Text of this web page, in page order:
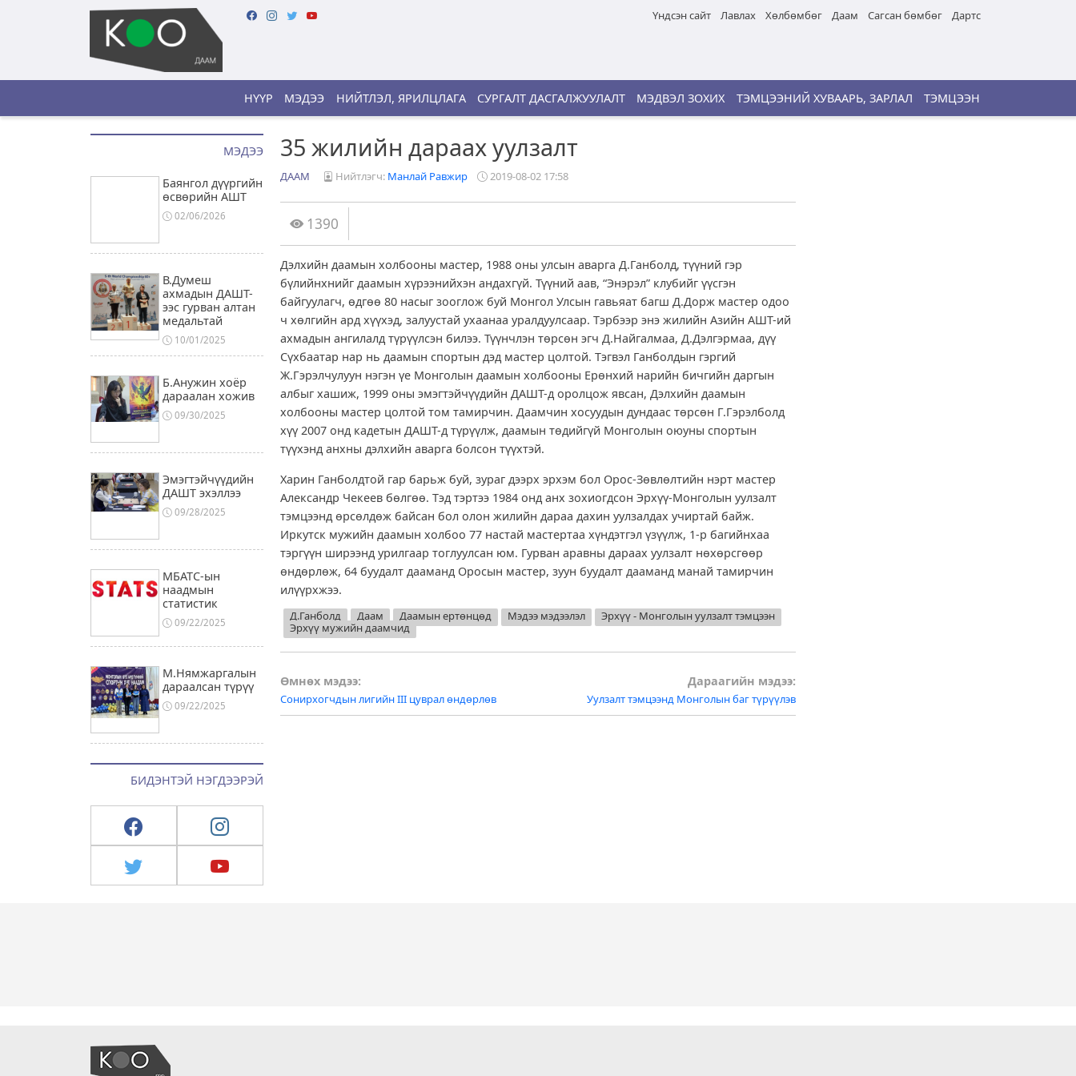
Үндсэн сайт Лавлах Хөлбөмбөг Даам Сагсан бөмбөг Дартс
НҮҮР МЭДЭЭ НИЙТЛЭЛ, ЯРИЛЦЛАГА СУРГАЛТ ДАСГАЛЖУУЛАЛТ МЭДВЭЛ ЗОХИХ ТЭМЦЭЭНИЙ ХУВААРЬ, ЗАРЛАЛ ТЭМЦЭЭН
МЭДЭЭ
Баянгол дүүргийн
өсвөрийн АШТ
02/06/2026
В.Думеш
ахмадын ДАШТ-
ээс гурван алтан
медальтай
10/01/2025
Б.Анужин хоёр
дараалан хожив
09/30/2025
Эмэгтэйчүүдийн
ДАШТ эхэллээ
09/28/2025
МБАТС-ын
наадмын
статистик
09/22/2025
М.Нямжаргалын
дараалсан түрүү
09/22/2025
БИДЭНТЭЙ НЭГДЭЭРЭЙ
35 жилийн дараах уулзалт
ДААМ Нийтлэгч: Манлай Равжир 2019-08-02 17:58
1390
Дэлхийн даамын холбооны мастер, 1988 оны улсын аварга Д.Ганболд, түүний гэр
бүлийнхнийг даамын хүрээнийхэн андахгүй. Түүний аав, “Энэрэл” клубийг үүсгэн
байгуулагч, өдгөө 80 насыг зооглож буй Монгол Улсын гавьяат багш Д.Дорж мастер одоо
ч хөлгийн ард хүүхэд, залуустай ухаанаа уралдуулсаар. Тэрбээр энэ жилийн Азийн АШТ-ий
ахмадын ангилалд түрүүлсэн билээ. Түүнчлэн төрсөн эгч Д.Найгалмаа, Д.Дэлгэрмаа, дүү
Сүхбаатар нар нь даамын спортын дэд мастер цолтой. Тэгвэл Ганболдын гэргий
Ж.Гэрэлчулуун нэгэн үе Монголын даамын холбооны Ерөнхий нарийн бичгийн даргын
албыг хашиж, 1999 оны эмэгтэйчүүдийн ДАШТ-д оролцож явсан, Дэлхийн даамын
холбооны мастер цолтой том тамирчин. Даамчин хосуудын дундаас төрсөн Г.Гэрэлболд
хүү 2007 онд кадетын ДАШТ-д түрүүлж, даамын төдийгүй Монголын оюуны спортын
түүхэнд анхны дэлхийн аварга болсон түүхтэй.
Харин Ганболдтой гар барьж буй, зураг дээрх эрхэм бол Орос-Зөвлөлтийн нэрт мастер
Александр Чекеев бөлгөө. Тэд тэртээ 1984 онд анх зохиогдсон Эрхүү-Монголын уулзалт
тэмцээнд өрсөлдөж байсан бол олон жилийн дараа дахин уулзалдах учиртай байж.
Иркутск мужийн даамын холбоо 77 настай мастертаа хүндэтгэл үзүүлж, 1-р багийнхаа
тэргүүн ширээнд урилгаар тоглуулсан юм. Гурван аравны дараах уулзалт нөхөрсгөөр
өндөрлөж, 64 буудалт дааманд Оросын мастер, зуун буудалт дааманд манай тамирчин
илүүрхжээ.
Д.Ганболд Даам Даамын ертөнцөд Мэдээ мэдээлэл
Эрхүү - Монголын уулзалт тэмцээн
Эрхүү мужийн даамчид
Post
navigation
Өмнөх мэдээ:
Сонирхогчдын лигийн III цуврал өндөрлөв
Дараагийн мэдээ:
Уулзалт тэмцээнд Монголын баг түрүүлэв